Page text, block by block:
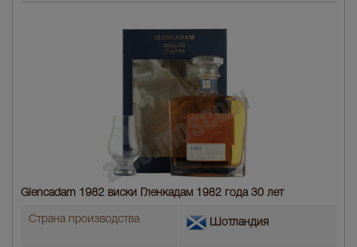
Glencadam 1982 виски Гленкадам 1982 года 30 лет
Страна производства Шотландия